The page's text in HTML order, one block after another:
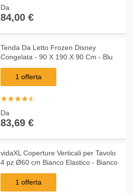
Da
84,00 €
Tenda Da Letto Frozen Disney
Congelata - 90 X 190 X 90 Cm - Blu
1 offerta
☆☆☆☆☆
★★★★★
Da
83,69 €
vidaXL Coperture Verticali per Tavolo
4 pz Ø60 cm Bianco Elastico - Bianco
1 offerta